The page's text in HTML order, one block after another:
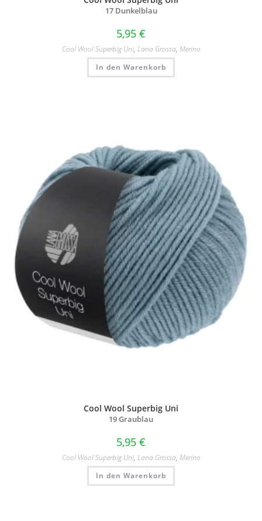
17 Dunkelblau
5,95 €
Cool Wool Superbig Uni, Lana Grossa, Merino
In den Warenkorb
Cool Wool Superbig Uni
19 Graublau
5,95 €
Cool Wool Superbig Uni, Lana Grossa, Merino
In den Warenkorb